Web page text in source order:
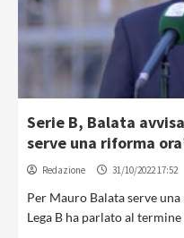
Serie B, Balata
serve una riforma
Redazione 31/10/2022 17:52
Per Mauro Balata serve
Lega B ha parlato al